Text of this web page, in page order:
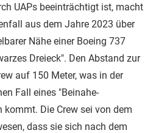
UAPs beeinträchtigt ist, macht
aus dem Jahre 2023 über
Nähe einer Boeing 737
Dreieck". Den Abstand zur
auf 150 Meter, was in der
Fall eines "Beinahe-
Die Crew sei von dem
dass sie sich nach dem